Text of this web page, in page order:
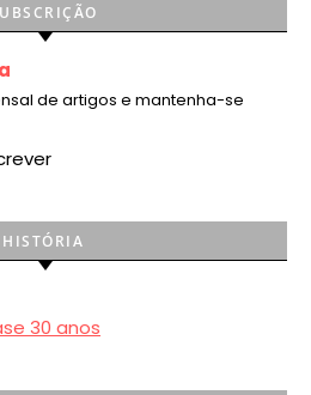
de artigos e mantenha-se
HISTÓRIA
30 anos